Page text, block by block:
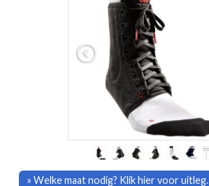
» Welke maat nodig? Klik hier voor uitleg.